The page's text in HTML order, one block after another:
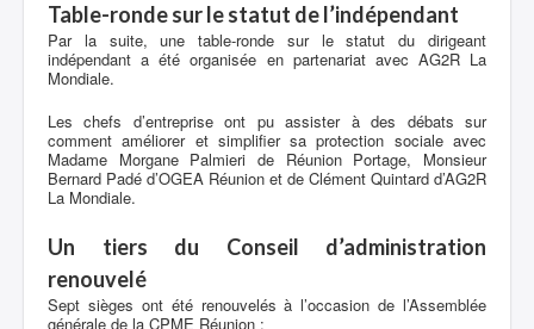
Table-ronde sur le statut de l’indépendant
Par la suite, une table-ronde sur le statut du dirigeant
indépendant a été organisée en partenariat avec AG2R La
Mondiale.
Les chefs d’entreprise ont pu assister à des débats sur
comment améliorer et simplifier sa protection sociale avec
Madame Morgane Palmieri de Réunion Portage, Monsieur
Bernard Padé d’OGEA Réunion et de Clément Quintard d’AG2R
La Mondiale.
Un tiers du Conseil d’administration
renouvelé
Sept sièges ont été renouvelés à l’occasion de l’Assemblée
générale de la CPME Réunion :